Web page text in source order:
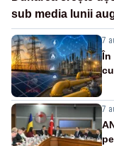
sub media lunii
7
În
7